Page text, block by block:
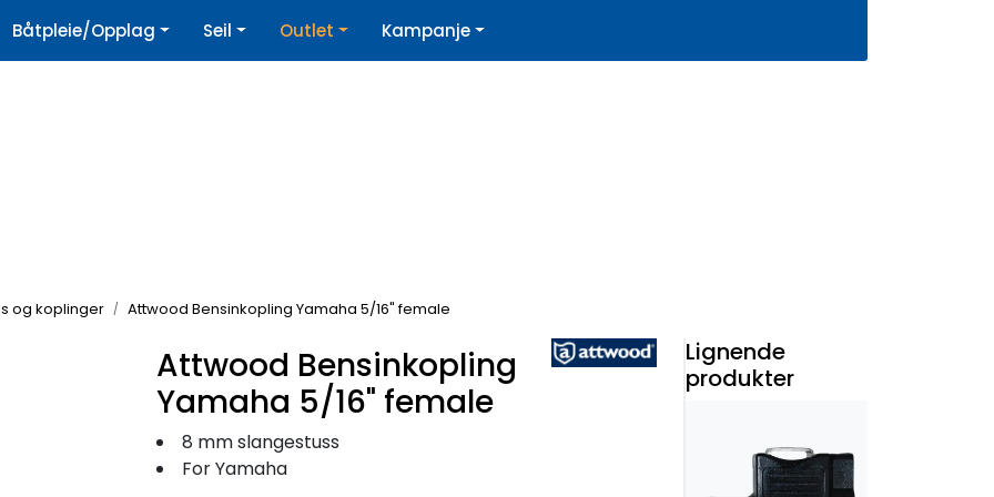
| Nyhetsbrev
Båtpleie/Opplag Seil Outlet Kampanje
og koplinger Attwood Bensinkopling Yamaha 5/16" female
Attwood Bensinkopling
Yamaha 5/16" female
8 mm slangestuss
For Yamaha
Lignende
produkter